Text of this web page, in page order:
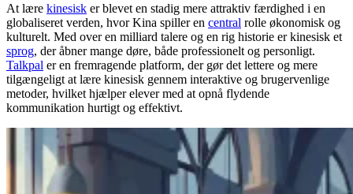
At lære kinesisk er blevet en stadig mere attraktiv færdighed i en
globaliseret verden, hvor Kina spiller en central rolle økonomisk og
kulturelt. Med over en milliard talere og en rig historie er kinesisk et
sprog, der åbner mange døre, både professionelt og personligt.
Talkpal er en fremragende platform, der gør det lettere og mere
tilgængeligt at lære kinesisk gennem interaktive og brugervenlige
metoder, hvilket hjælper elever med at opnå flydende
kommunikation hurtigt og effektivt.